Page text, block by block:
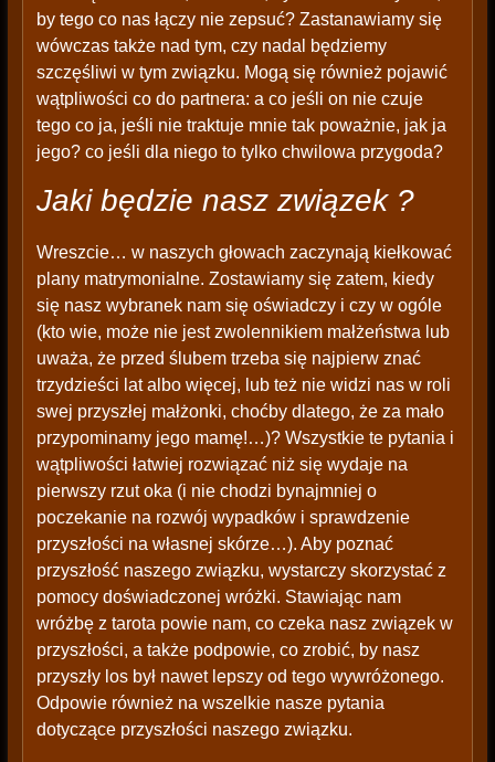
by tego co nas łączy nie zepsuć? Zastanawiamy się
wówczas także nad tym, czy nadal będziemy
szczęśliwi w tym związku. Mogą się również pojawić
wątpliwości co do partnera: a co jeśli on nie czuje
tego co ja, jeśli nie traktuje mnie tak poważnie, jak ja
jego? co jeśli dla niego to tylko chwilowa przygoda?
Jaki będzie nasz związek ?
Wreszcie… w naszych głowach zaczynają kiełkować
plany matrymonialne. Zostawiamy się zatem, kiedy
się nasz wybranek nam się oświadczy i czy w ogóle
(kto wie, może nie jest zwolennikiem małżeństwa lub
uważa, że przed ślubem trzeba się najpierw znać
trzydzieści lat albo więcej, lub też nie widzi nas w roli
swej przyszłej małżonki, choćby dlatego, że za mało
przypominamy jego mamę!…)? Wszystkie te pytania i
wątpliwości łatwiej rozwiązać niż się wydaje na
pierwszy rzut oka (i nie chodzi bynajmniej o
poczekanie na rozwój wypadków i sprawdzenie
przyszłości na własnej skórze…). Aby poznać
przyszłość naszego związku, wystarczy skorzystać z
pomocy doświadczonej wróżki. Stawiając nam
wróżbę z tarota powie nam, co czeka nasz związek w
przyszłości, a także podpowie, co zrobić, by nasz
przyszły los był nawet lepszy od tego wywróżonego.
Odpowie również na wszelkie nasze pytania
dotyczące przyszłości naszego związku.